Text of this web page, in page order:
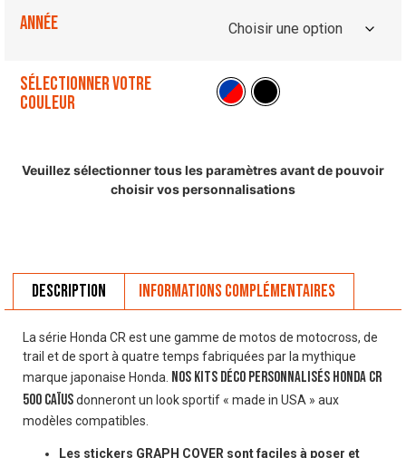
Année
Sélectionner votre
couleur
Veuillez sélectionner tous les paramètres avant de pouvoir
choisir vos personnalisations
Description Informations complémentaires
La série Honda CR est une gamme de motos de motocross, de
trail et de sport à quatre temps fabriquées par la mythique
marque japonaise Honda. Nos Kits déco personnalisés HONDA CR
500 CAÏUSdonneront un look sportif « made in USA » aux
modèles compatibles.
Les stickers GRAPH COVER sont faciles à poser et